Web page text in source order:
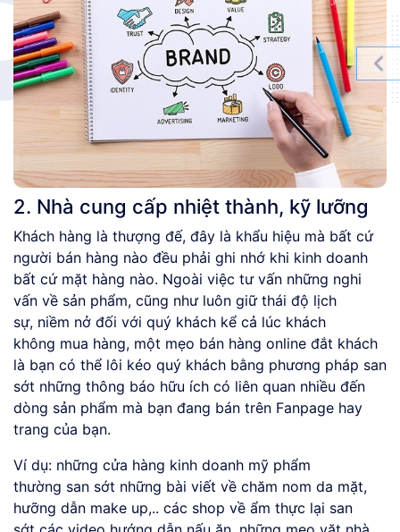
2. Nhà cung cấp nhiệt thành, kỹ lưỡng
Khách hàng là thượng đế, đây là khẩu hiệu mà bất cứ
người bán hàng nào đều phải ghi nhớ khi kinh doanh
bất cứ mặt hàng nào. Ngoài việc tư vấn những nghi
vấn về sản phẩm, cũng như luôn giữ thái độ lịch
sự, niềm nở đối với quý khách kể cả lúc khách
không mua hàng, một mẹo bán hàng online đắt khách
là bạn có thể lôi kéo quý khách bằng phương pháp san
sớt những thông báo hữu ích có liên quan nhiều đến
dòng sản phẩm mà bạn đang bán trên Fanpage hay
trang của bạn.
Ví dụ: những cửa hàng kinh doanh mỹ phẩm
thường san sớt những bài viết về chăm nom da mặt,
hưỡng dẫn make up,.. các shop về ẩm thực lại san